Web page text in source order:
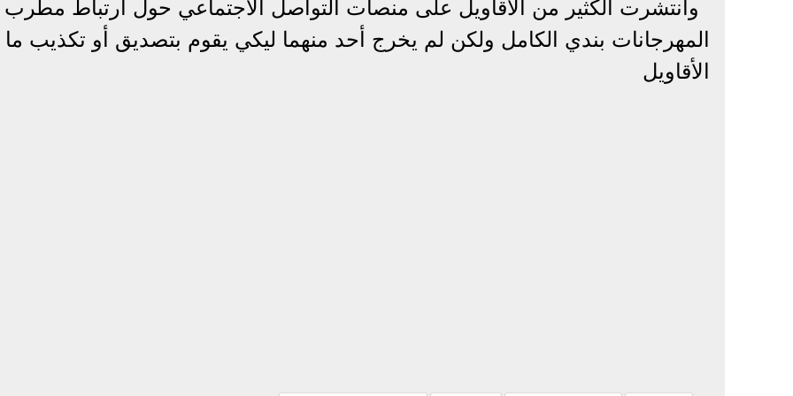
وانتشرت الكثير من الأقاويل على منصات التواصل الاجتماعي حول ارتباط مطرب
المهرجانات بندي الكامل ولكن لم يخرج أحد منهما ليكي يقوم بتصديق أو تكذيب
الأقاويل